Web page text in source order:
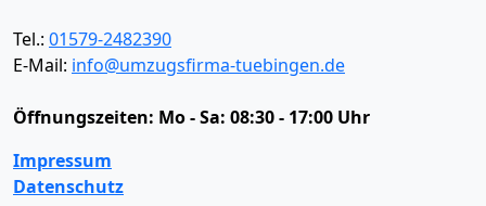
Tel.: 01579-2482390
E-Mail: info@umzugsfirma-tuebingen.de
Öffnungszeiten: Mo - Sa: 08:30 - 17:00 Uhr
Impressum
Datenschutz